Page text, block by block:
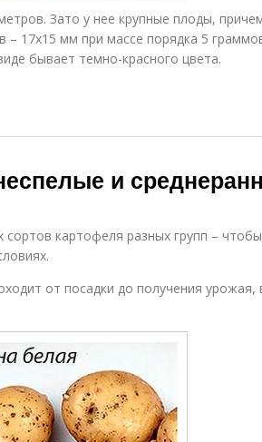
Зато у нее крупные плоды,
– 17х15 мм при массе порядка 5
бывает темно-красного цвета.
и
картофеля разных групп – чтобы
от посадки до получения урожая,